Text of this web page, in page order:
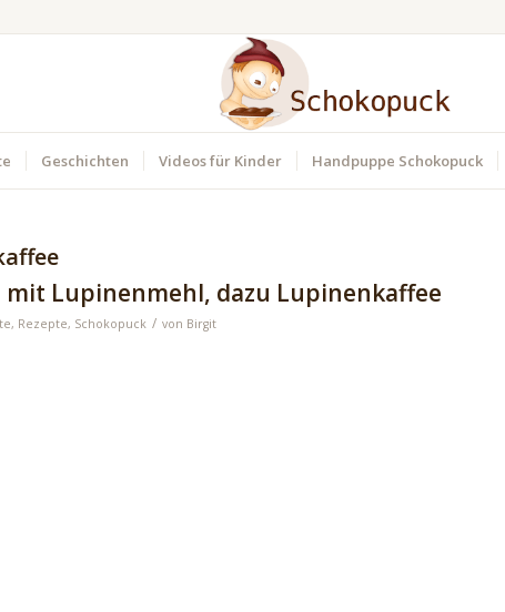
Geschichten Videos für Kinder Handpuppe Schokopuck
mit Lupinenmehl, dazu Lupinenkaffee
, Rezepte, Schokopuck / von Birgit